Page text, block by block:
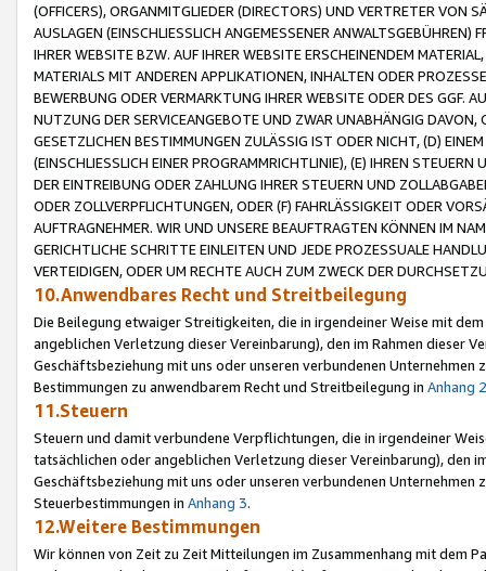
(OFFICERS), ORGANMITGLIEDER (DIRECTORS) UND VERTRETER VON
AUSLAGEN (EINSCHLIESSLICH ANGEMESSENER
IHRER WEBSITE BZW. AUF IHRER WEBSITE ERSCHEINENDEM
MATERIALS MIT ANDEREN APPLIKATIONEN, INHALTEN ODER
BEWERBUNG ODER VERMARKTUNG IHRER WEBSITE ODER DES GGF.
NUTZUNG DER SERVICEANGEBOTE UND ZWAR UNABHÄNGIG
GESETZLICHEN BESTIMMUNGEN ZULÄSSIG IST ODER NICHT, (D)
(EINSCHLIESSLICH EINER PROGRAMMRICHTLINIE), (E) IHREN
DER EINTREIBUNG ODER ZAHLUNG IHRER STEUERN UND
ODER ZOLLVERPFLICHTUNGEN, ODER (F) FAHRLÄSSIGKEIT ODER
AUFTRAGNEHMER. WIR UND UNSERE BEAUFTRAGTEN KÖNNEN IM
GERICHTLICHE SCHRITTE EINLEITEN UND JEDE PROZESSUALE
VERTEIDIGEN, ODER UM RECHTE AUCH ZUM ZWECK DER
10.Anwendbares Recht und Streitbeilegung
Die Beilegung etwaiger Streitigkeiten, die in irgendeiner Weise mit
angeblichen Verletzung dieser Vereinbarung), den im Rahmen dieser
Geschäftsbeziehung mit uns oder unseren verbundenen
Bestimmungen zu anwendbarem Recht und Streitbeilegung in Anhang 2
11.Steuern
Steuern und damit verbundene Verpflichtungen, die in irgendeiner
tatsächlichen oder angeblichen Verletzung dieser Vereinbarung), den
Geschäftsbeziehung mit uns oder unseren verbundenen
Steuerbestimmungen in Anhang 3.
12.Weitere Bestimmungen
Wir können von Zeit zu Zeit Mitteilungen im Zusammenhang mit dem